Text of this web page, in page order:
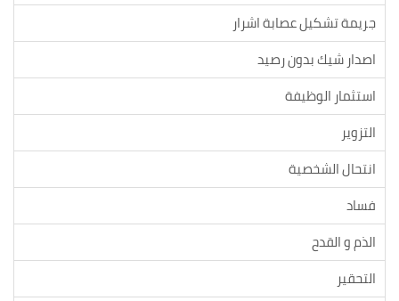
جريمة تشكيل عصابة اشرار
اصدار شيك بدون رصيد
استثمار الوظيفة
التزوير
انتحال الشخصية
فساد
الذم و القدح
التحقير